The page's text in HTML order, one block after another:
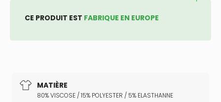
MATIÈRE
80% VISCOSE / 15% POLYESTER / 5% ELASTHANNE
CE PRODUIT EST FABRIQUE EN EUROPE